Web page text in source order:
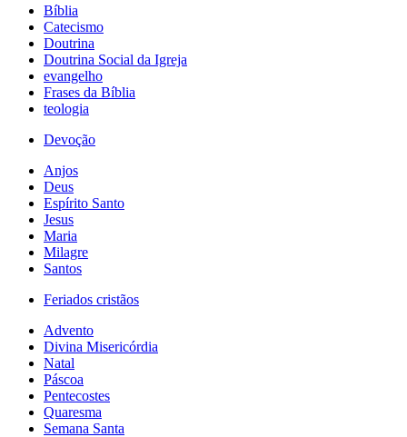
Bíblia
Catecismo
Doutrina
Doutrina Social da Igreja
evangelho
Frases da Bíblia
teologia
Devoção
Anjos
Deus
Espírito Santo
Jesus
Maria
Milagre
Santos
Feriados cristãos
Advento
Divina Misericórdia
Natal
Páscoa
Pentecostes
Quaresma
Semana Santa